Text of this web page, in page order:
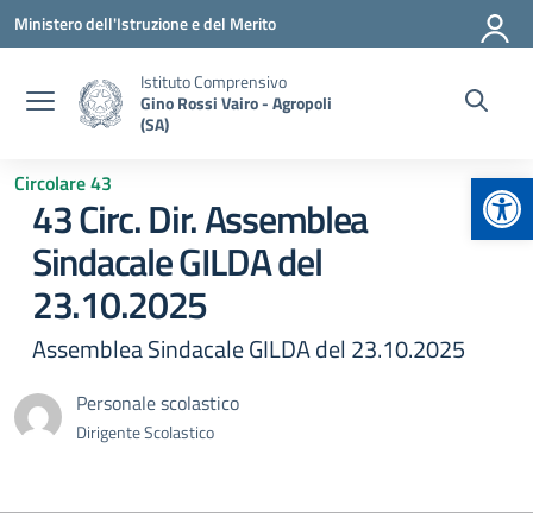
Vai ai contenuti
Vai al menu di navigazione
Vai al footer
Ministero dell'Istruzione e del Merito
Istituto Comprensivo
Gino Rossi Vairo - Agropoli
(SA)
Circolare 43
43 Circ. Dir. Assemblea
Sindacale GILDA del
23.10.2025
Assemblea Sindacale GILDA del 23.10.2025
Personale scolastico
Dirigente Scolastico